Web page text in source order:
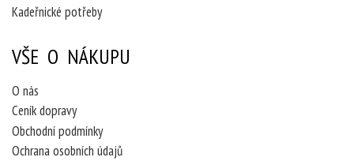
Kadeřnické potřeby
VŠE O NÁKUPU
O nás
Ceník dopravy
Obchodní podmínky
Ochrana osobních údajů